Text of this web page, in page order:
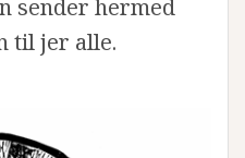
sender hermed
til jer alle.